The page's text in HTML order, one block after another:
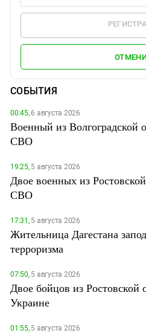
СОБЫТИЯ
00:45,6 августа 2026
Военный из Волгоградской
СВО
19:25,5 августа 2026
Двое военных из
СВО
17:31,5 августа 2026
Жительница Дагестана
терроризма
07:50,5 августа 2026
Двое бойцов из Ростовской
Украине
01:55,5 августа 2026